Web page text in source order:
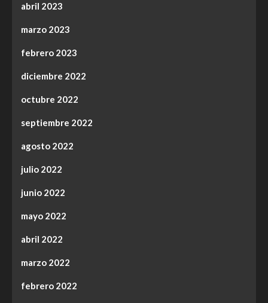
abril 2023
marzo 2023
febrero 2023
diciembre 2022
octubre 2022
septiembre 2022
agosto 2022
julio 2022
junio 2022
mayo 2022
abril 2022
marzo 2022
febrero 2022